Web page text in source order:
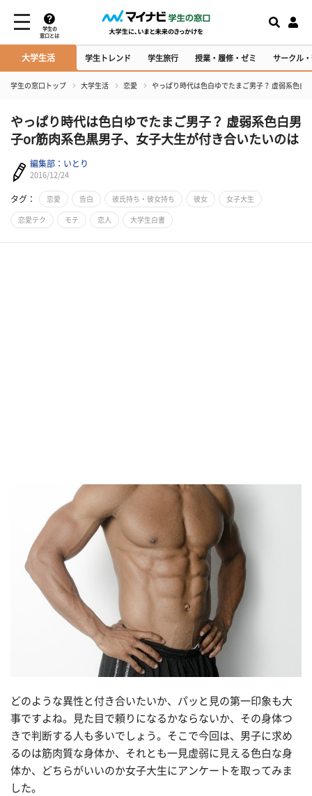
学生の
窓口とは
大学生活 学生トレンド 学生旅行 授業・履修・ゼミ サークル
学生の窓口トップ 大学生活 恋愛 やっぱり時代は色白ゆでたまご男子？ 虚弱系色白
やっぱり時代は色白ゆでたまご男子？ 虚弱系色白男
子or筋肉系色黒男子、女子大生が付き合いたいのは
編集部：いとり
2016/12/24
タグ： 恋愛 告白 彼氏持ち・彼女持ち 彼女 女子大生
恋愛テク モテ 恋人 大学生白書
どのような異性と付き合いたいか、パッと見の第一印象も大
事ですよね。見た目で頼りになるかならないか、その身体つ
きで判断する人も多いでしょう。そこで今回は、男子に求め
るのは筋肉質な身体か、それとも一見虚弱に見える色白な身
体か、どちらがいいのか女子大生にアンケートを取ってみま
した。